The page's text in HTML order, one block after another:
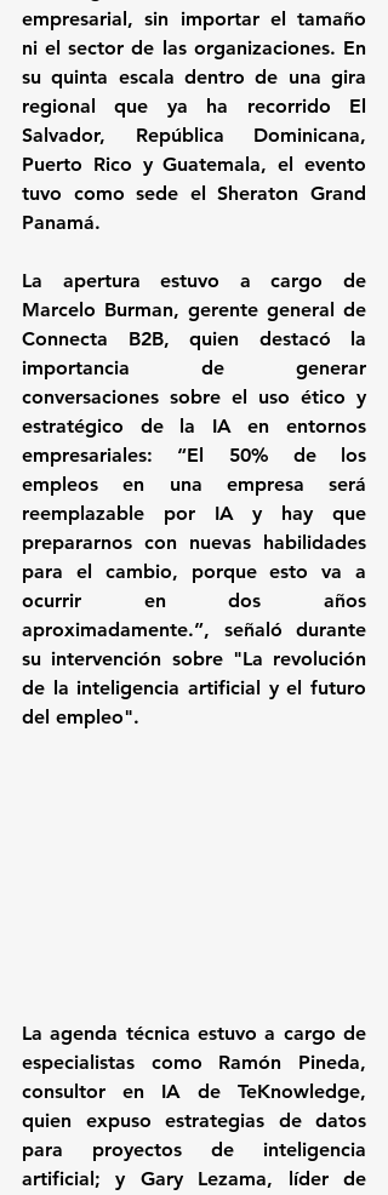
empresarial, sin importar el tamaño
ni el sector de las organizaciones. En
su quinta escala dentro de una gira
regional que ya ha recorrido El
Salvador, República Dominicana,
Puerto Rico y Guatemala, el evento
tuvo como sede el Sheraton Grand
Panamá.
La apertura estuvo a cargo de
Marcelo Burman, gerente general de
Connecta B2B, quien destacó la
importancia de generar
conversaciones sobre el uso ético y
estratégico de la IA en entornos
empresariales: “El 50% de los
empleos en una empresa será
reemplazable por IA y hay que
prepararnos con nuevas habilidades
para el cambio, porque esto va a
ocurrir en dos años
aproximadamente.”, señaló durante
su intervención sobre "La revolución
de la inteligencia artificial y el futuro
del empleo".
La agenda técnica estuvo a cargo de
especialistas como Ramón Pineda,
consultor en IA de TeKnowledge,
quien expuso estrategias de datos
para proyectos de inteligencia
artificial; y Gary Lezama, líder de